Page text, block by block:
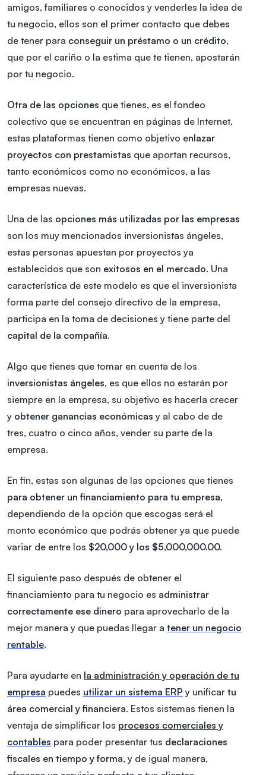
amigos, familiares o conocidos y venderles la idea de
tu negocio, ellos son el primer contacto que debes
de tener para conseguir un préstamo o un crédito,
que por el cariño o la estima que te tienen, apostarán
por tu negocio.
Otra de las opciones que tienes, es el fondeo
colectivo que se encuentran en páginas de Internet,
estas plataformas tienen como objetivo enlazar
proyectos con prestamistas que aportan recursos,
tanto económicos como no económicos, a las
empresas nuevas.
Una de las opciones más utilizadas por las empresas
son los muy mencionados inversionistas ángeles,
estas personas apuestan por proyectos ya
establecidos que son exitosos en el mercado. Una
característica de este modelo es que el inversionista
forma parte del consejo directivo de la empresa,
participa en la toma de decisiones y tiene parte del
capital de la compañía.
Algo que tienes que tomar en cuenta de los
inversionistas ángeles, es que ellos no estarán por
siempre en la empresa, su objetivo es hacerla crecer
y obtener ganancias económicas y al cabo de de
tres, cuatro o cinco años, vender su parte de la
empresa.
En fin, estas son algunas de las opciones que tienes
para obtener un financiamiento para tu empresa,
dependiendo de la opción que escogas será el
monto económico que podrás obtener ya que puede
variar de entre los $20,000 y los $5,000,000.00.
El siguiente paso después de obtener el
financiamiento para tu negocio es administrar
correctamente ese dinero para aprovecharlo de la
mejor manera y que puedas llegar a tener un negocio
rentable.
Para ayudarte en la administración y operación de tu
empresa puedes utilizar un sistema ERP y unificar tu
área comercial y financiera. Estos sistemas tienen la
ventaja de simplificar los procesos comerciales y
contables para poder presentar tus declaraciones
fiscales en tiempo y forma, y de igual manera,